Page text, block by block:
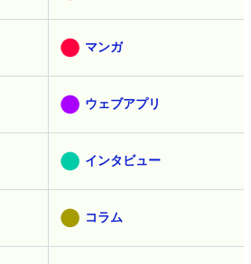
マンガ
ウェブアプリ
インタビュー
コラム